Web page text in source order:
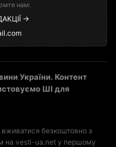
нам:
→
України. Контент
ШІ для
безкоштовно з
на vesti-ua.net у першому